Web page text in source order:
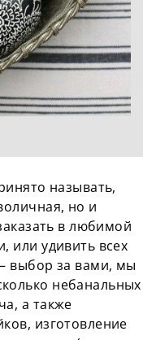
называть,
но и
в любимой
или удивить всех
выбор за вами, мы
небанальных
а также
изготовление